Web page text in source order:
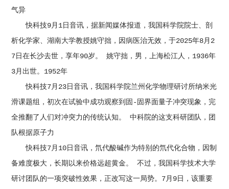
气异
快科技9月1日音讯，据新闻媒体报道，我国科学院院士、剖
析化学家、湖南大学教授姚守拙，因病医治无效，于2025年8月2
7日在长沙去世，享年90岁。 姚守拙，男，上海松江人，1936年
3月出世。1952年
快科技7月23日音讯，我国科学院兰州化学物理研讨所纳米光
滑课题组，初次在试验中成功观察到固-固界面量子冲突现象，完
全推翻了人们对冲突力的传统认知。 中科院的这支科研团队，团
队根据原子力
快科技7月10日音讯，氘代酸碱作为特别的氘代化合物，因制
备难度极大，长期以来价格远超黄金。 不过，我国科学技术大学
研讨团队的一项突破性效果，正改写这一局势。7月9日，该重要